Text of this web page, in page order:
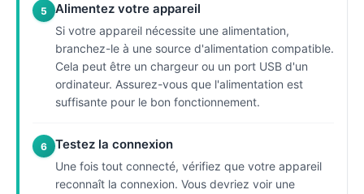
5 Alimentez votre appareil
Si votre appareil nécessite une alimentation,
branchez-le à une source d'alimentation compatible.
Cela peut être un chargeur ou un port USB d'un
ordinateur. Assurez-vous que l'alimentation est
suffisante pour le bon fonctionnement.
6 Testez la connexion
Une fois tout connecté, vérifiez que votre appareil
reconnaît la connexion. Vous devriez voir une